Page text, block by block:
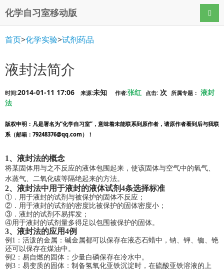
化学自习室移动版 导航
首页>化学实验>试剂药品
液封法简介
时间:2014-01-11 17:06 来源:未知 作者:张红 点击: 次 所属专题： 液封
法
版权申明 ：凡是署名为“化学自习室”，意味着未能联系到原作者，请原作者看到后与我联
系（邮箱：79248376@qq.com）！
1、液封法的概念
将某固体用与之不反应的液体包围起来，使该固体与空气中的氧气、
水蒸气、二氧化碳等隔绝起来的方法。
2、液封法中用于液封的液体试剂4条选择标准
①．用于液封的试剂与被保护的固体不反应；
②．用于液封的试剂的密度比被保护的固体密度小；
③．液封的试剂不易挥发；
④用于液封的试剂量多得足以包围被保护的固体。
3、液封法的应用4例
例 1 ：活泼的金属：碱金属都可以保存在液态石蜡中，钠、钾、铷、铯
还可以保存在煤油中。
例 2 ：易自燃的固体：少量白磷保存在冷水中。
例 3 ：易变质的固体：制备氢氧化亚铁沉淀时，在硫酸亚铁溶液的上